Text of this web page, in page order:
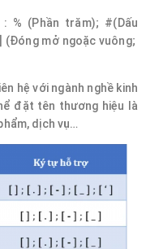
% (Phần trăm); #(Dấu
mở ngoặc vuông;
hệ với ngành nghề kinh
đặt tên thương hiệu là
dịch vụ…